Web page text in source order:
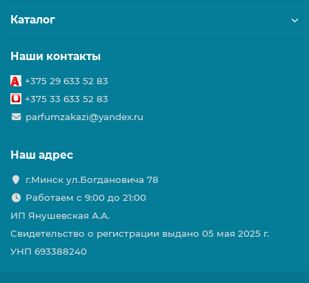
Каталог
Наши контакты
+375 29 633 52 83
+375 33 633 52 83
parfumzakazi@yandex.ru
Наш адрес
г.Минск ул.Богдановича 78
Работаем с 9:00 до 21:00
ИП Янушевская А.А.
Свидетельство о регистрации выдано 05 мая 2025 г.
УНП 693388240